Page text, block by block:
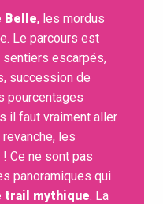
Belle, les mordus
Le parcours est
sentiers escarpés,
succession de
pourcentages
il faut vraiment aller
revanche, les
Ce ne sont pas
panoramiques qui
trail mythique. La